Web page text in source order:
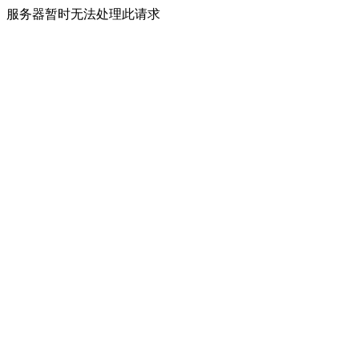
服务器暂时无法处理此请求